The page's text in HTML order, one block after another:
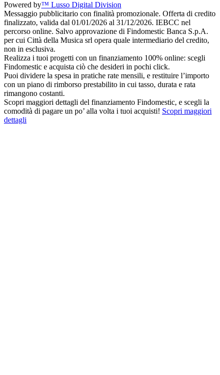
Powered by™ Lusso Digital Division
Messaggio pubblicitario con finalità promozionale. Offerta di credito
finalizzato, valida dal 01/01/2026 al 31/12/2026. IEBCC nel
percorso online. Salvo approvazione di Findomestic Banca S.p.A.
per cui Città della Musica srl opera quale intermediario del credito,
non in esclusiva.
Realizza i tuoi progetti con un finanziamento 100% online: scegli
Findomestic e acquista ciò che desideri in pochi click.
Puoi dividere la spesa in pratiche rate mensili, e restituire l’importo
con un piano di rimborso prestabilito in cui tasso, durata e rata
rimangono costanti.
Scopri maggiori dettagli del finanziamento Findomestic, e scegli la
comodità di pagare un po’ alla volta i tuoi acquisti! Scopri maggiori
dettagli